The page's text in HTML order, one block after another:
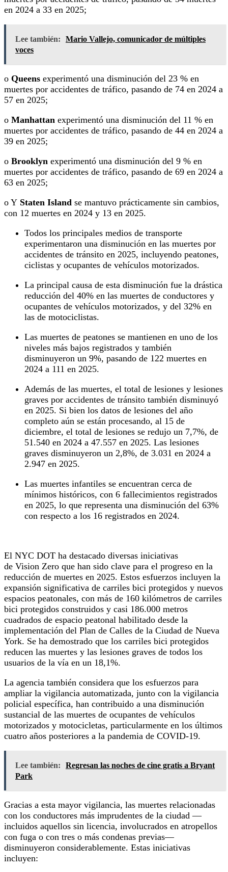
en 2024 a 33 en 2025;
Lee también:
Mario Vallejo, comunicador de múltiples
voces
o Queens experimentó una disminución del 23 % en
muertes por accidentes de tráfico, pasando de 74 en 2024 a
57 en 2025;
o Manhattan experimentó una disminución del 11 % en
muertes por accidentes de tráfico, pasando de 44 en 2024 a
39 en 2025;
o Brooklyn experimentó una disminución del 9 % en
muertes por accidentes de tráfico, pasando de 69 en 2024 a
63 en 2025;
o Y Staten Island se mantuvo prácticamente sin cambios,
con 12 muertes en 2024 y 13 en 2025.
Todos los principales medios de transporte
experimentaron una disminución en las muertes por
accidentes de tránsito en 2025, incluyendo peatones,
ciclistas y ocupantes de vehículos motorizados.
La principal causa de esta disminución fue la drástica
reducción del 40% en las muertes de conductores y
ocupantes de vehículos motorizados, y del 32% en
las de motociclistas.
Las muertes de peatones se mantienen en uno de los
niveles más bajos registrados y también
disminuyeron un 9%, pasando de 122 muertes en
2024 a 111 en 2025.
Además de las muertes, el total de lesiones y lesiones
graves por accidentes de tránsito también disminuyó
en 2025. Si bien los datos de lesiones del año
completo aún se están procesando, al 15 de
diciembre, el total de lesiones se redujo un 7,7%, de
51.540 en 2024 a 47.557 en 2025. Las lesiones
graves disminuyeron un 2,8%, de 3.031 en 2024 a
2.947 en 2025.
Las muertes infantiles se encuentran cerca de
mínimos históricos, con 6 fallecimientos registrados
en 2025, lo que representa una disminución del 63%
con respecto a los 16 registrados en 2024.
El NYC DOT ha destacado diversas iniciativas
de Vision Zero que han sido clave para el progreso en la
reducción de muertes en 2025. Estos esfuerzos incluyen la
expansión significativa de carriles bici protegidos y nuevos
espacios peatonales, con más de 160 kilómetros de carriles
bici protegidos construidos y casi 186.000 metros
cuadrados de espacio peatonal habilitado desde la
implementación del Plan de Calles de la Ciudad de Nueva
York. Se ha demostrado que los carriles bici protegidos
reducen las muertes y las lesiones graves de todos los
usuarios de la vía en un 18,1%.
La agencia también considera que los esfuerzos para
ampliar la vigilancia automatizada, junto con la vigilancia
policial específica, han contribuido a una disminución
sustancial de las muertes de ocupantes de vehículos
motorizados y motocicletas, particularmente en los últimos
cuatro años posteriores a la pandemia de COVID-19.
Lee también:
Regresan las noches de cine gratis a Bryant
Park
Gracias a esta mayor vigilancia, las muertes relacionadas
con los conductores más imprudentes de la ciudad —
incluidos aquellos sin licencia, involucrados en atropellos
con fuga o con tres o más condenas previas—
disminuyeron considerablemente. Estas iniciativas
incluyen: